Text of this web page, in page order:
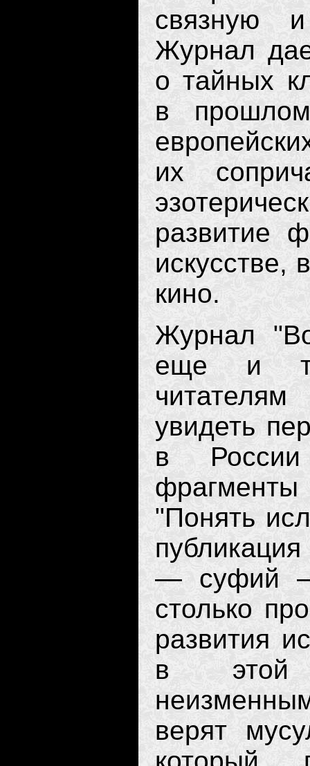
связную
Журнал
о тайных
в
их
развитие
искусстве,
кино.
Журнал
еще и
увидеть
в
"Понять
— суфий —
столько
развития
в этой
верят